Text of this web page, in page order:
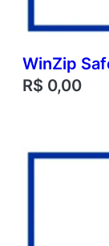
WinZip
R$ 0,00